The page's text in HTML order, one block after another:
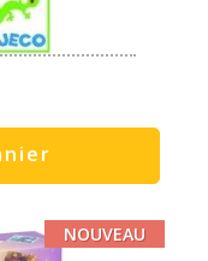
NOUVEAU